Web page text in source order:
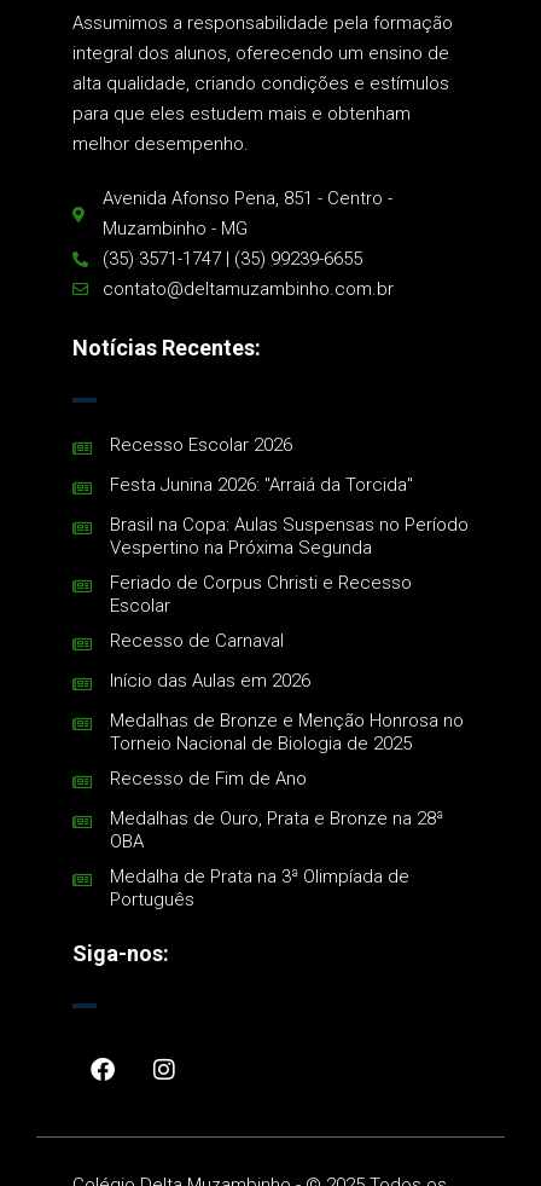
Assumimos a responsabilidade pela formação
integral dos alunos, oferecendo um ensino de
alta qualidade, criando condições e estímulos
para que eles estudem mais e obtenham
melhor desempenho.
Avenida Afonso Pena, 851 - Centro -
Muzambinho - MG
(35) 3571-1747 | (35) 99239-6655
contato@deltamuzambinho.com.br
Notícias Recentes:
Recesso Escolar 2026
Festa Junina 2026: "Arraiá da Torcida"
Brasil na Copa: Aulas Suspensas no Período
Vespertino na Próxima Segunda
Feriado de Corpus Christi e Recesso
Escolar
Recesso de Carnaval
Início das Aulas em 2026
Medalhas de Bronze e Menção Honrosa no
Torneio Nacional de Biologia de 2025
Recesso de Fim de Ano
Medalhas de Ouro, Prata e Bronze na 28ª
OBA
Medalha de Prata na 3ª Olimpíada de
Português
Siga-nos: